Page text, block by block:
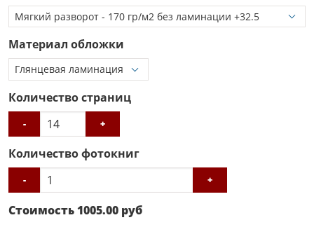
Материал обложки
Количество страниц
- +
Количество фотокниг
- +
Стоимость1005.00 руб